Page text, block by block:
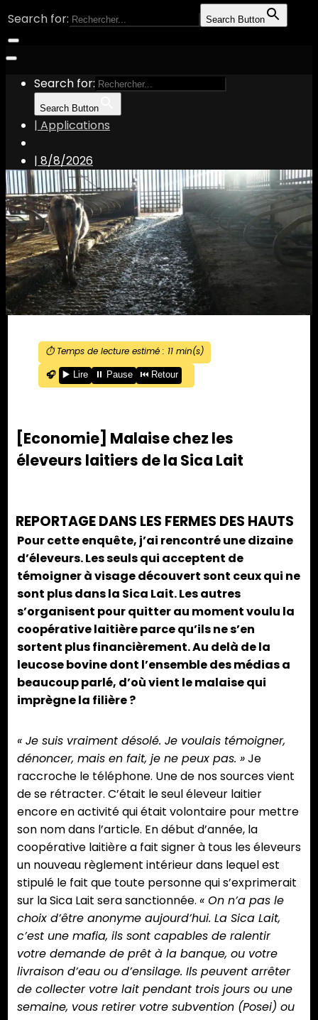
Search for: Search Button
Search for:
Search Button
| Applications
| 8/8/2026
⏱️ Temps de lecture estimé : 11min(s)
🎧
▶️ Lire ⏸️ Pause ⏮️ Retour
[Economie] Malaise chez les
éleveurs laitiers de la Sica Lait
REPORTAGE DANS LES FERMES DES HAUTS
Pour cette enquête, j’ai rencontré une dizaine
d’éleveurs. Les seuls qui acceptent de
témoigner à visage découvert sont ceux qui ne
sont plus dans la Sica Lait. Les autres
s’organisent pour quitter au moment voulu la
coopérative laitière parce qu’ils ne s’en
sortent plus financièrement. Au delà de la
leucose bovine dont l’ensemble des médias a
beaucoup parlé, d’où vient le malaise qui
imprègne la filière ?
« Je suis vraiment désolé. Je voulais témoigner,
dénoncer, mais en fait, je ne peux pas. »Je
raccroche le téléphone. Une de nos sources vient
de se rétracter. C’était le seul éleveur laitier
encore en activité qui était volontaire pour mettre
son nom dans l’article. En début d’année, la
coopérative laitière a fait signer à tous les éleveurs
un nouveau règlement intérieur dans lequel est
stipulé le fait que toute personne qui s’exprimerait
sur la Sica Lait sera sanctionnée. « On n’a pas le
choix d’être anonyme aujourd’hui. La Sica Lait,
c’est une mafia, ils sont capables de ralentir
votre demande de prêt à la banque, ou votre
livraison d’eau ou d’ensilage. Ils peuvent arrêter
de collecter votre lait pendant trois jours ou une
semaine, vous retirer votre subvention (Posei) ou